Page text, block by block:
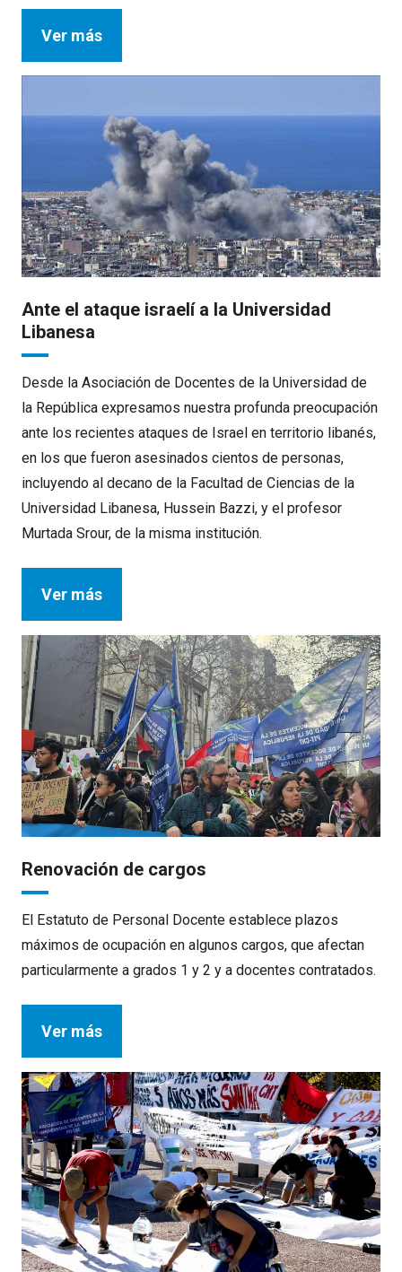
Ver más
Ante el ataque israelí a la Universidad
Libanesa
Desde la Asociación de Docentes de la Universidad de
la República expresamos nuestra profunda preocupación
ante los recientes ataques de Israel en territorio libanés,
en los que fueron asesinados cientos de personas,
incluyendo al decano de la Facultad de Ciencias de la
Universidad Libanesa, Hussein Bazzi, y el profesor
Murtada Srour, de la misma institución.
Ver más
Renovación de cargos
El Estatuto de Personal Docente establece plazos
máximos de ocupación en algunos cargos, que afectan
particularmente a grados 1 y 2 y a docentes contratados.
Ver más